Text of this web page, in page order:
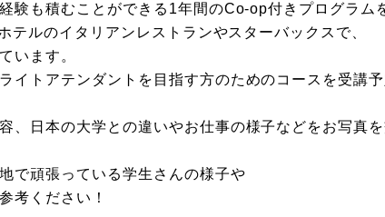
験も積むことができる1年間のCo-op付きプログラム
ルのイタリアンレストランやスターバックスで、
います。
イトアテンダントを目指す方のためのコースを受講予
、日本の大学との違いやお仕事の様子などをお写真
で頑張っている学生さんの様子や
考ください！